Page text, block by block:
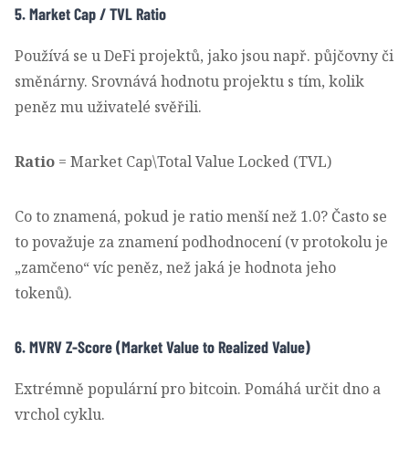
5. Market Cap / TVL Ratio
Používá se u DeFi projektů, jako jsou např. půjčovny či
směnárny. Srovnává hodnotu projektu s tím, kolik
peněz mu uživatelé svěřili.
Ratio = Market Cap\Total Value Locked (TVL)
Co to znamená, pokud je ratio menší než 1.0? Často se
to považuje za znamení podhodnocení (v protokolu je
„zamčeno“ víc peněz, než jaká je hodnota jeho
tokenů).
6. MVRV Z-Score (Market Value to Realized Value)
Extrémně populární pro bitcoin. Pomáhá určit dno a
vrchol cyklu.